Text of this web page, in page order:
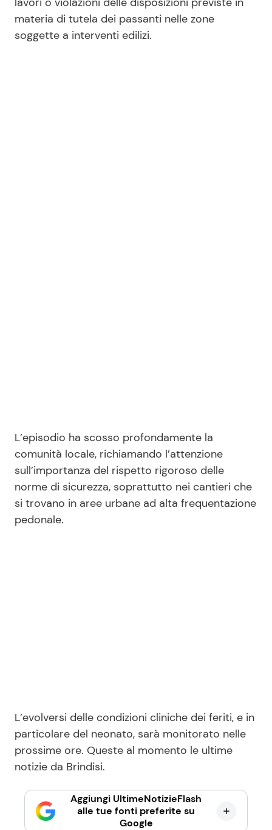
materia di tutela dei passanti nelle zone
soggette a interventi edilizi.
L’episodio ha scosso profondamente la
comunità locale, richiamando l’attenzione
sull’importanza del rispetto rigoroso delle
norme di sicurezza, soprattutto nei cantieri che
si trovano in aree urbane ad alta frequentazione
pedonale.
L’evolversi delle condizioni cliniche dei feriti, e in
particolare del neonato, sarà monitorato nelle
prossime ore. Queste al momento le ultime
notizie da Brindisi.
Aggiungi UltimeNotizieFlash
alle tue fonti preferite su
Google